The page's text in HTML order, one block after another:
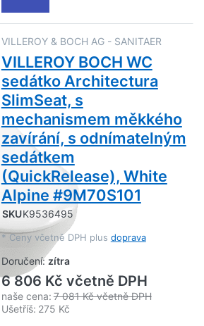
VILLEROY & BOCH AG - SANITAER
VILLEROY BOCH WC
sedátko Architectura
SlimSeat, s
mechanismem měkkého
zavírání, s odnímatelným
sedátkem
(QuickRelease), White
Alpine #9M70S101
SKUK9536495
* Ceny včetně DPH plus doprava
Doručení: zítra
6 806 Kč včetně DPH
naše cena: 7 081 Kč včetně DPH
Ušetříš: 275 Kč